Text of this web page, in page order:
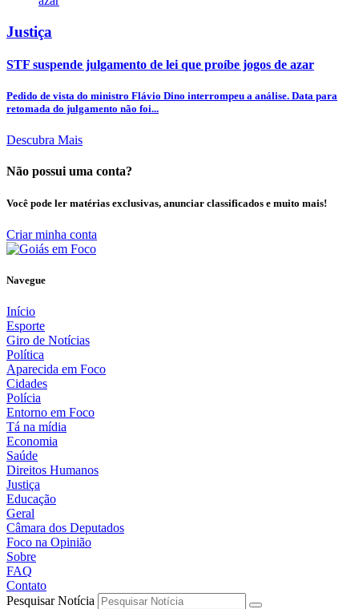
Justiça
STF suspende julgamento de lei que proíbe jogos de azar
Pedido de vista do ministro Flávio Dino interrompeu a análise. Data para
retomada do julgamento não foi...
Descubra Mais
Não possui uma conta?
Você pode ler matérias exclusivas, anunciar classificados e muito mais!
Criar minha conta
Navegue
Início
Esporte
Giro de Notícias
Política
Aparecida em Foco
Cidades
Polícia
Entorno em Foco
Tá na mídia
Economia
Saúde
Direitos Humanos
Justiça
Educação
Geral
Câmara dos Deputados
Foco na Opinião
Sobre
FAQ
Contato
Pesquisar Notícia